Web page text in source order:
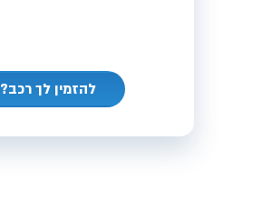
להזמין לך רכב?